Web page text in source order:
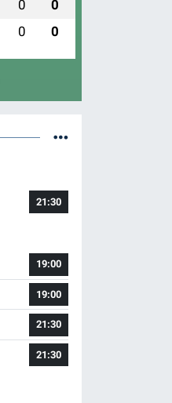
0 0
0 0
21:30
19:00
19:00
21:30
21:30